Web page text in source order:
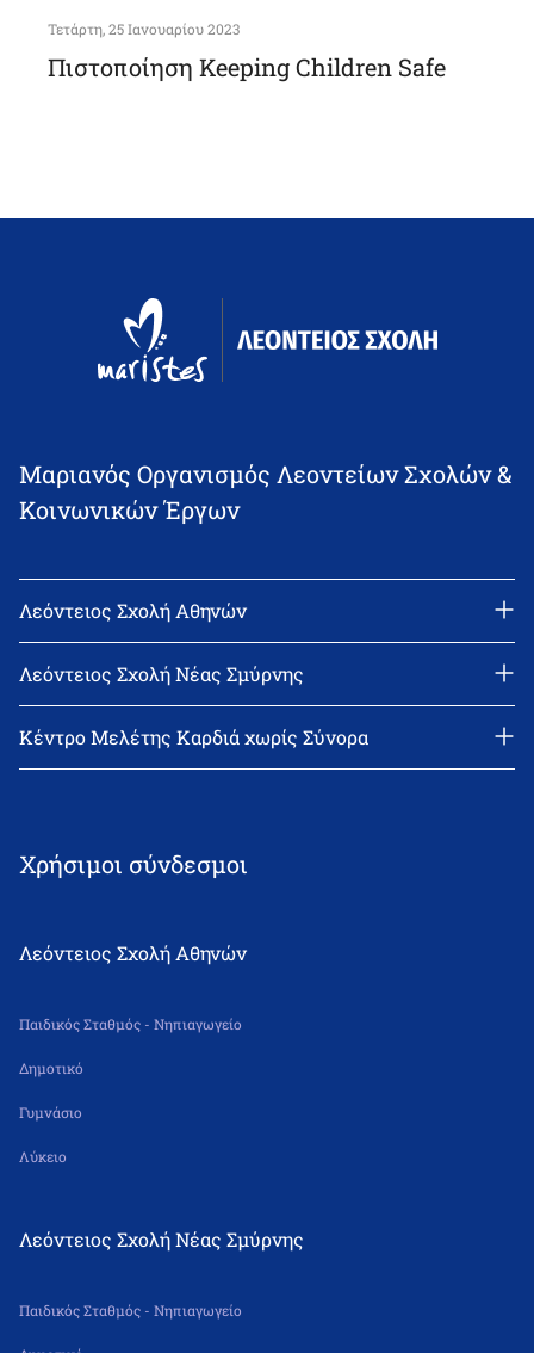
Τετάρτη, 25 Ιανουαρίου 2023
Πιστοποίηση Keeping Children Safe
Μαριανός Οργανισμός Λεοντείων Σχολών &
Κοινωνικών Έργων
Λεόντειος Σχολή Αθηνών
email: l_leonin@leonteiosedu.gr
Λεόντειος Σχολή Νέας Σμύρνης
email: info@leonteiosns.gr
Κέντρο Μελέτης Καρδιά χωρίς Σύνορα
Χρήσιμοι σύνδεσμοι
Λεόντειος Σχολή Αθηνών
Παιδικός Σταθμός - Νηπιαγωγείο
Δημοτικό
Γυμνάσιο
Λύκειο
Λεόντειος Σχολή Νέας Σμύρνης
Παιδικός Σταθμός - Νηπιαγωγείο